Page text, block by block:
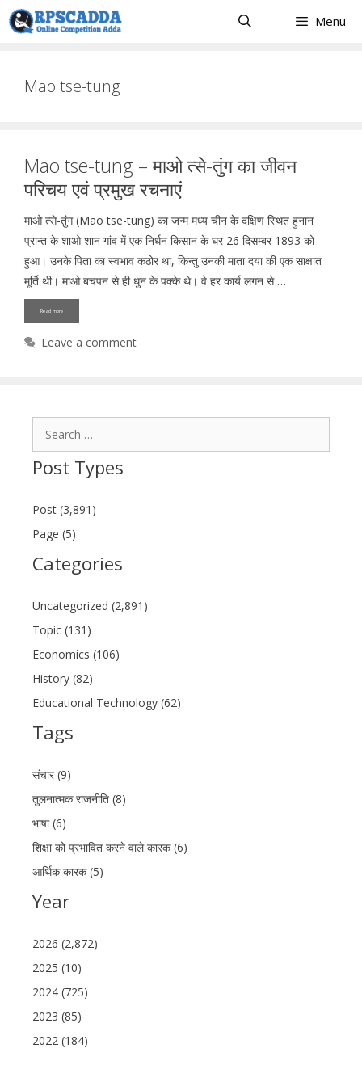
Skip
to
Menu
Mao tse-tung
Mao tse-tung – माओ त्से-तुंग का जीवन
परिचय एवं प्रमुख रचनाएं
माओ त्से-तुंग (Mao tse-tung) का जन्म मध्य चीन के दक्षिण स्थित हुनान
प्रान्त के शाओ शान गांव में एक निर्धन किसान के घर 26 दिसम्बर 1893 को
हुआ। उनके पिता का स्वभाव कठोर था, किन्तु उनकी माता दया की एक साक्षात
मूर्ति थी। माओ बचपन से ही धुन के पक्के थे। वे हर कार्य लगन से …
Read more
Leave a comment
Post Types
Post (3,891)
Page (5)
Categories
Uncategorized (2,891)
Topic (131)
Economics (106)
History (82)
Educational Technology (62)
Tags
संचार (9)
तुलनात्मक राजनीति (8)
भाषा (6)
शिक्षा को प्रभावित करने वाले कारक (6)
आर्थिक कारक (5)
Year
2026 (2,872)
2025 (10)
2024 (725)
2023 (85)
2022 (184)